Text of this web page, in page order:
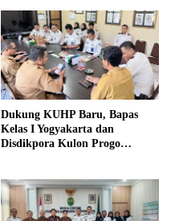
Dukung KUHP Baru, Bapas
Kelas I Yogyakarta dan
Disdikpora Kulon Progo